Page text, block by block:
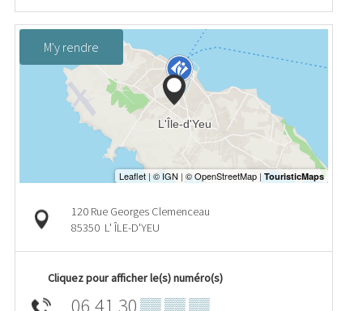
M'y rendre
120 Rue Georges Clemenceau
85350 L' ÎLE-D'YEU
Cliquez pour afficher le(s) numéro(s)
06 41 30 ▒▒ ▒▒ ▒▒